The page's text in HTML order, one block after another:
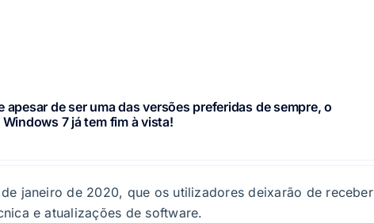
apesar de ser uma das versões preferidas de sempre, o
7 já tem fim à vista!
janeiro de 2020, que os utilizadores deixarão de receber
e atualizações de software.